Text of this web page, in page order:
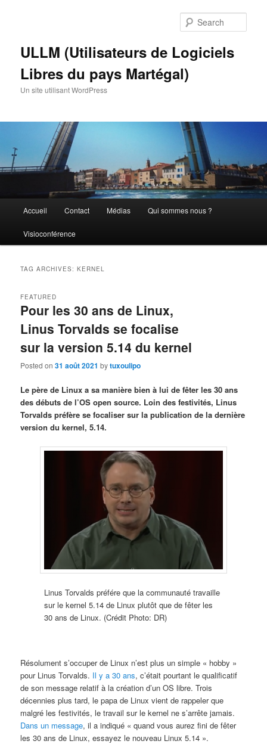
ULLM (Utilisateurs de Logiciels
Libres du pays Martégal)
Un site utilisant WordPress
Accueil Contact Médias Qui sommes nous ?
Visioconférence
TAG ARCHIVES:KERNEL
Pour les 30 ans de Linux,
Linus Torvalds se focalise
sur la version 5.14 du kernel
FEATURED
Posted on31 août 2021 bytuxoulipo
Le père de Linux a sa manière bien à lui de fêter les 30 ans
des débuts de l’OS open source. Loin des festivités, Linus
Torvalds préfère se focaliser sur la publication de la dernière
version du kernel, 5.14.
Linus Torvalds préfére que la communauté travaille
sur le kernel 5.14 de Linux plutôt que de fêter les
30 ans de Linux. (Crédit Photo: DR)
Résolument s’occuper de Linux n’est plus un simple « hobby »
pour Linus Torvalds. Il y a 30 ans, c’était pourtant le qualificatif
de son message relatif à la création d’un OS libre. Trois
décennies plus tard, le papa de Linux vient de rappeler que
malgré les festivités, le travail sur le kernel ne s’arrête jamais.
Dans un message, il a indiqué « quand vous aurez fini de fêter
les 30 ans de Linux, essayez le nouveau Linux 5.14 ».